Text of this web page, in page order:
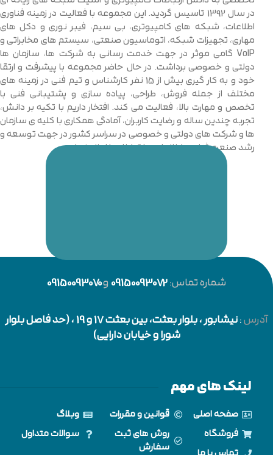
در سال 1392 تاسیس گردید. این مجموعه با فعالیت در زمینه فناوری
اطلاعات، شبکه های کامپیوتری، بی سیم، فیبر نوری و دکل های
مهاری، تجهیزات شبکه، اتوماسیون صنعتی، سیستم های مخابراتی و
VoIP گامی موثر در جهت خدمت رسانی به شرکت ها، سازمان ها
دولتی و خصوصی برداشت. در حال حاضر مجموعه با پیشرفت و ارتقا
خود و به کار گیری بیش از 15 نفر کارشناس و تیم فنی در زمینه های
مختلف از جمله فروش، طراحی، پیاده سازی و پشتیبانی فنی با
تخصص و مهارت بالا، فعالیت می کند. افتخار داریم با تکیه بر دانش،
تجربه چندین ساله و رضایت کاربران، آمادگی همکاری با کلیه ی سازمان
ها و شرکت های دولتی و خصوصی در سراسر کشور در جهت توسعه و
رشد صنعت فناوری اطلاعات و ارتباطات را اعلام نماییم.
شماره تماس:09150093072و09150093070
آدرس:نیشابور
، بلوار بعثت، بین بعثت 17 و 19 ، (حد فاصل بلوار
شورا و خیابان دارایی)
لینک های مهم
صفحه اصلی
فروشگاه
قوانین و مقررات
روش های ثبت
سفارش
وبلاگ
سوالات متداول